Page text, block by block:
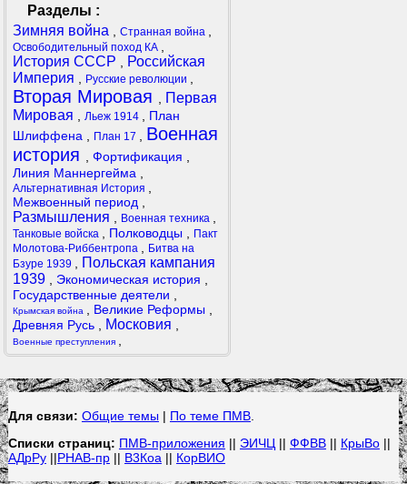
Разделы :
Зимняя война
Странная война
Освободительный поход КА
История СССР
Российская
Империя
Русские революции
Вторая Мировая
Первая
Мировая
Льеж 1914
План
Шлиффена
План 17
Военная
история
Фортификация
Линия Маннергейма
Альтернативная История
Межвоенный период
Размышления Военная техника
Танковые войска Полководцы
Пакт
Молотова-Риббентропа
Битва на
Бзуре 1939
Польская кампания
1939
Экономическая история
Государственные деятели
Крымская война Великие Реформы
Древняя Русь
Московия
Военные преступления
Для связи: Общие темы | По теме ПМВ.
Списки страниц: ПМВ-приложения || ЭИЧЦ || ФФВВ|| КрыВо||
АДрРу||РНАВ-пр|| В3Коа || КорВИО